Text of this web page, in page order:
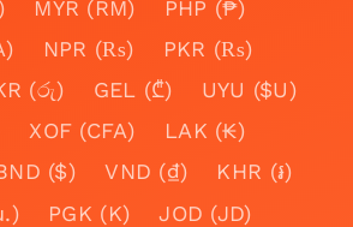
MYR (RM)
PHP (₱)
NPR (₨)
PKR (₨)
(රු) GEL (₾)
UYU ($U)
XOF (CFA)
LAK (₭)
($) VND (₫)
KHR (៛)
PGK (K)
JOD (JD)